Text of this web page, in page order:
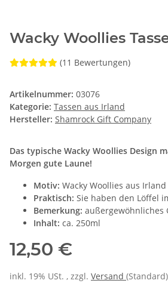
Wacky Woollies
(11 Bewertungen)
Artikelnummer: 03076
Kategorie: Tassen aus Irland
Hersteller: Shamrock Gift Company
Das typische Wacky Woollies Design
Morgen gute Laune!
Motiv: Wacky Woollies aus Irland
Praktisch: Sie haben den Löffel
Bemerkung: außergewöhnliches
Inhalt: ca. 250ml
12,50 €
inkl. 19% USt. , zzgl. Versand (Standard)